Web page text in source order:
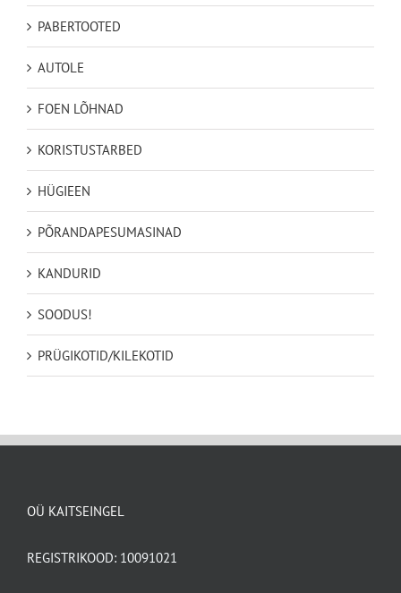
PABERTOOTED
AUTOLE
FOEN LÕHNAD
KORISTUSTARBED
HÜGIEEN
PÕRANDAPESUMASINAD
KANDURID
SOODUS!
PRÜGIKOTID/KILEKOTID
OÜ KAITSEINGEL
REGISTRIKOOD: 10091021